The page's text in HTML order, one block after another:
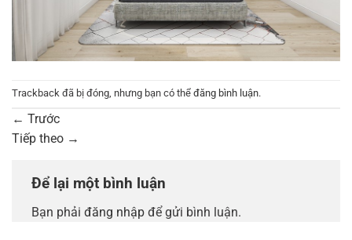
Trackback đã bị đóng, nhưng bạn có thể đăng bình luận.
← Trước
Tiếp theo →
Để lại một bình luận
Bạn phải đăng nhập để gửi bình luận.